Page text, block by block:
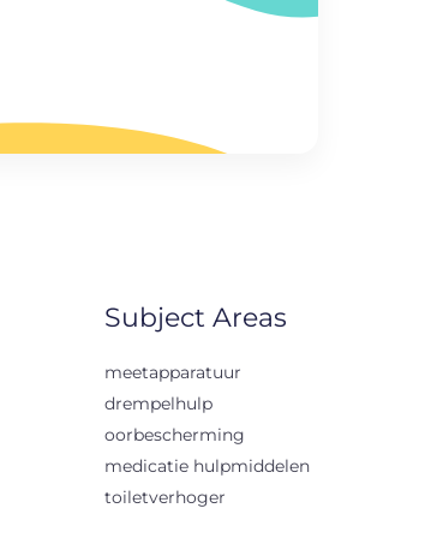
Subject Areas
meetapparatuur
drempelhulp
oorbescherming
medicatie hulpmiddelen
toiletverhoger